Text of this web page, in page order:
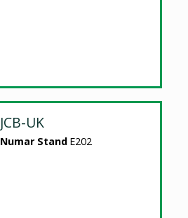
JCB-UK
Numar Stand E202